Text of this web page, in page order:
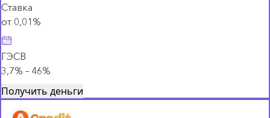
Ставка
от 0,01%
ГЭСВ
3,7% – 46%
Получить деньги